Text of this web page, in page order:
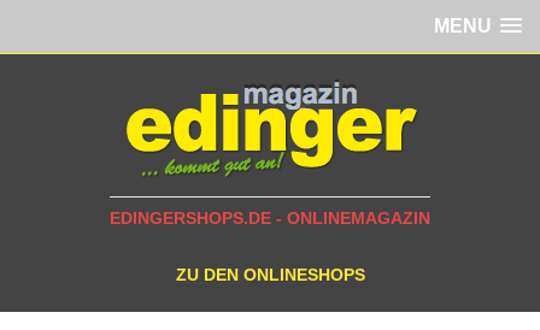
MENU
EDINGERSHOPS.DE - ONLINEMAGAZIN
ZU DEN ONLINESHOPS